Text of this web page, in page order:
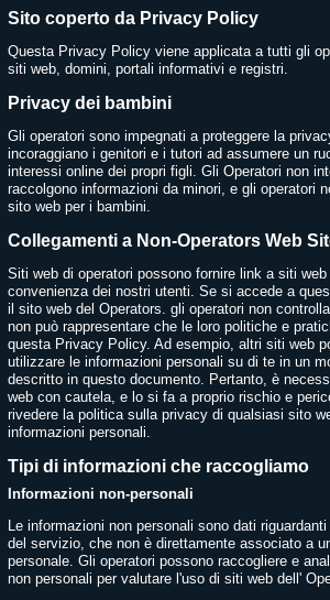
Sito coperto da Privacy Policy
Questa Privacy Policy viene applicata a tutti gli
siti web, domini, portali informativi e registri.
Privacy dei bambini
Gli operatori sono impegnati a proteggere la
incoraggiano i genitori e i tutori ad assumere un
interessi online dei propri figli. Gli Operatori non
raccolgono informazioni da minori, e gli operatori
sito web per i bambini.
Collegamenti a Non-Operators Web
Siti web di operatori possono fornire link a siti
convenienza dei nostri utenti. Se si accede a
il sito web del Operators. gli operatori non
non può rappresentare che le loro politiche e
questa Privacy Policy. Ad esempio, altri siti web
utilizzare le informazioni personali su di te in un
descritto in questo documento. Pertanto, è
web con cautela, e lo si fa a proprio rischio e
rivedere la politica sulla privacy di qualsiasi sito
informazioni personali.
Tipi di informazioni che raccogliamo
Informazioni non-personali
Le informazioni non personali sono dati
del servizio, che non è direttamente associato a
personale. Gli operatori possono raccogliere e
non personali per valutare l'uso di siti web dell'